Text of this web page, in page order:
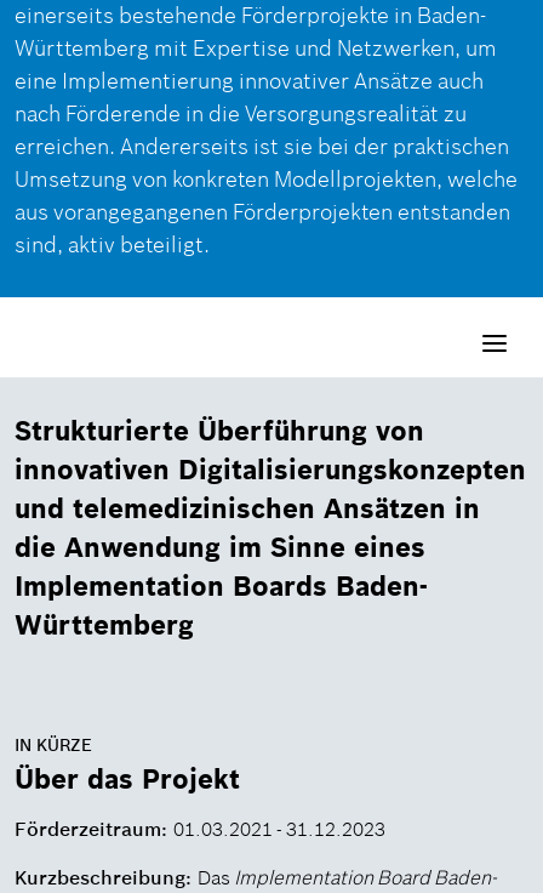
einerseits bestehende Förderprojekte in Baden-
Württemberg mit Expertise und Netzwerken, um
eine Implementierung innovativer Ansätze auch
nach Förderende in die Versorgungsrealität zu
erreichen. Andererseits ist sie bei der praktischen
Umsetzung von konkreten Modellprojekten, welche
aus vorangegangenen Förderprojekten entstanden
sind, aktiv beteiligt.
Toggle
Strukturierte Überführung von
innovativen Digitalisierungskonzepten
und telemedizinischen Ansätzen in
die Anwendung im Sinne eines
Implementation Boards Baden-
Württemberg
IN KÜRZE
Über das Projekt
Förderzeitraum: 01.03.2021 - 31.12.2023
Kurzbeschreibung: Das Implementation Board Baden-